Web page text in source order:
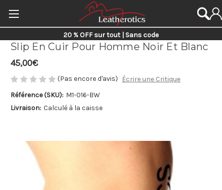
20 % OFF sur tout | Sans code
Slip En Cuir Pour Homme Noir Et Blanc
45,00€
(Pas encore d'avis)
Écrire une Critique
Référence (SKU): M1-016-BW
Livraison: Calculé à la caisse